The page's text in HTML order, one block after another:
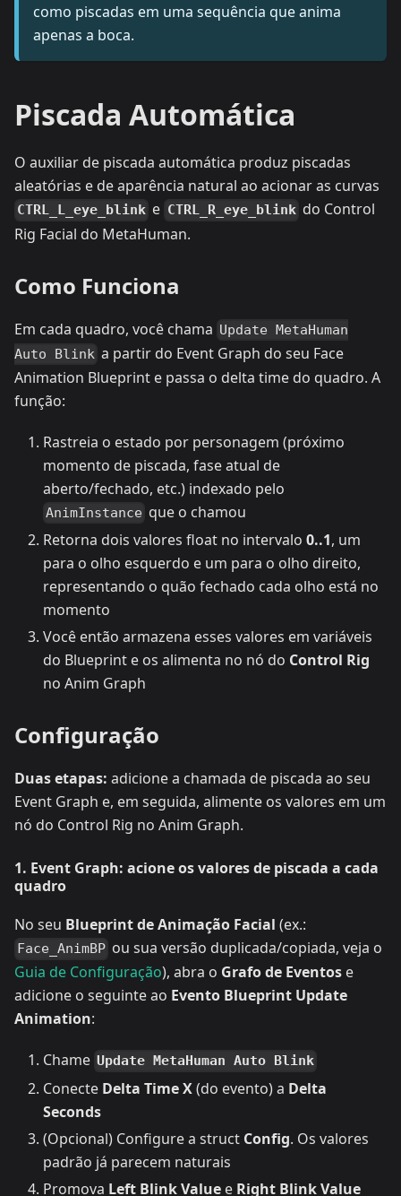
como piscadas em uma sequência que anima
apenas a boca.
Piscada Automática
O auxiliar de piscada automática produz piscadas
aleatórias e de aparência natural ao acionar as curvas
CTRL_L_eye_blink e CTRL_R_eye_blink do Control
Rig Facial do MetaHuman.
Como Funciona
Em cada quadro, você chama Update MetaHuman
Auto Blink a partir do Event Graph do seu Face
Animation Blueprint e passa o delta time do quadro. A
função:
Rastreia o estado por personagem (próximo
momento de piscada, fase atual de
aberto/fechado, etc.) indexado pelo
AnimInstance que o chamou
Retorna dois valores float no intervalo 0..1, um
para o olho esquerdo e um para o olho direito,
representando o quão fechado cada olho está no
momento
Você então armazena esses valores em variáveis
do Blueprint e os alimenta no nó do Control Rig
no Anim Graph
Configuração
Duas etapas: adicione a chamada de piscada ao seu
Event Graph e, em seguida, alimente os valores em um
nó do Control Rig no Anim Graph.
1. Event Graph: acione os valores de piscada a cada
quadro
No seu Blueprint de Animação Facial (ex.:
Face_AnimBP ou sua versão duplicada/copiada, veja o
Guia de Configuração), abra o Grafo de Eventos e
adicione o seguinte ao Evento Blueprint Update
Animation:
Chame Update MetaHuman Auto Blink
Conecte Delta Time X(do evento) a Delta
Seconds
(Opcional) Configure a struct Config. Os valores
padrão já parecem naturais
Promova Left Blink Value e Right Blink Value